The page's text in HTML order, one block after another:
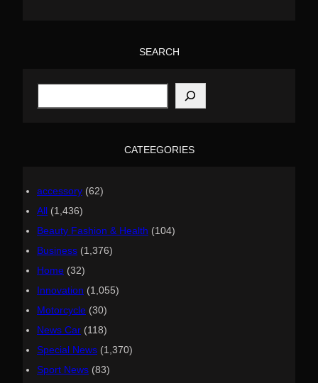
SEARCH
S
a
CATEEGORIES
accessory (62)
All (1,436)
Beauty Fashion & Health (104)
Business (1,376)
Home (32)
Innovation (1,055)
Motorcycle (30)
News Car (118)
Special News (1,370)
Sport News (83)